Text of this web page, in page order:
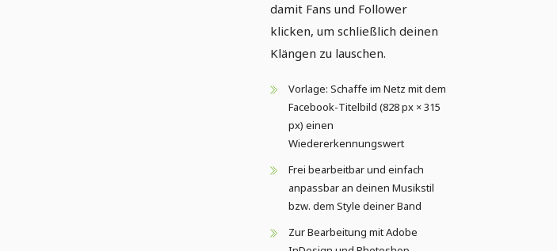
damit Fans und Follower
klicken, um schließlich deinen
Klängen zu lauschen.
Vorlage: Schaffe im Netz mit dem
Facebook-Titelbild (828 px × 315
px) einen
Wiedererkennungswert
Frei bearbeitbar und einfach
anpassbar an deinen Musikstil
bzw. dem Style deiner Band
Zur Bearbeitung mit Adobe